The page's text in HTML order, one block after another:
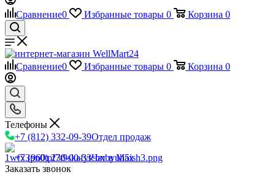
Сравнение0 Избранные товары 0 Корзина 0
Сравнение0 Избранные товары 0 Корзина 0
Телефоны
+7 (812) 332-09-39Отдел продаж
+7 (960) 230-00-33Чат в Max
Заказать звонок